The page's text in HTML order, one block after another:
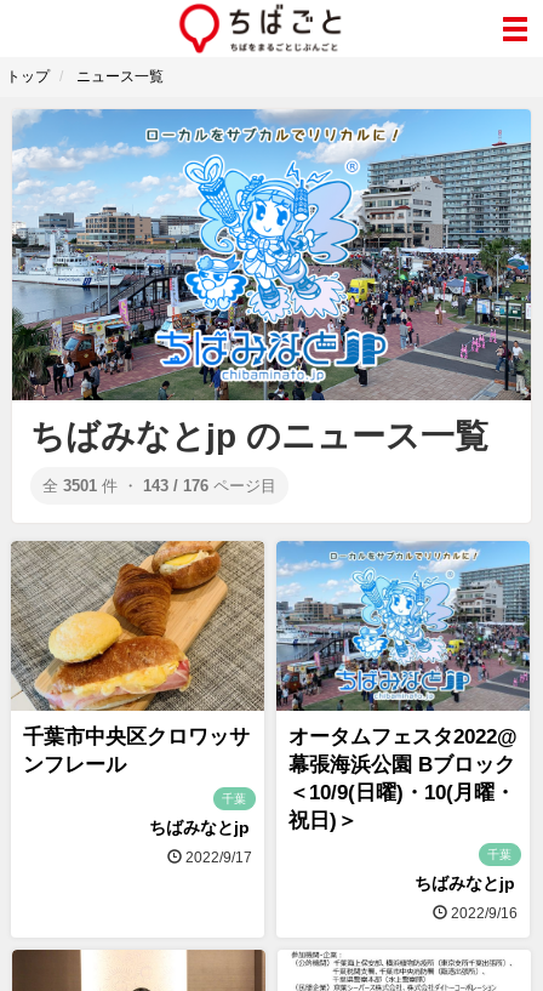
トップ ニュース一覧
ちばみなとjp のニュース一覧
全 3501 件 ・ 143 / 176 ページ目
千葉市中央区クロワッサ
ンフレール
千葉
ちばみなとjp
2022/9/17
オータムフェスタ2022@
幕張海浜公園 Bブロック
＜10/9(日曜)・10(月曜・
祝日)＞
千葉
ちばみなとjp
2022/9/16